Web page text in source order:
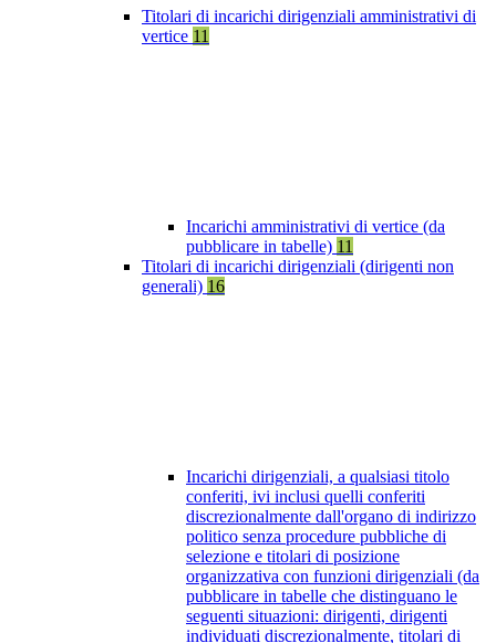
Titolari di incarichi dirigenziali amministrativi di
vertice 11
Incarichi amministrativi di vertice (da
pubblicare in tabelle) 11
Titolari di incarichi dirigenziali (dirigenti non
generali) 16
Incarichi dirigenziali, a qualsiasi titolo
conferiti, ivi inclusi quelli conferiti
discrezionalmente dall'organo di indirizzo
politico senza procedure pubbliche di
selezione e titolari di posizione
organizzativa con funzioni dirigenziali (da
pubblicare in tabelle che distinguano le
seguenti situazioni: dirigenti, dirigenti
individuati discrezionalmente, titolari di